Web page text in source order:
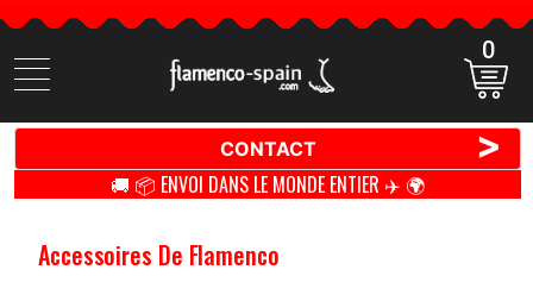
Cherchez
des
0
CONTACT >
🚚 📦 ENVOI DANS LE MONDE ENTIER ✈️ 🌍
Accessoires De Flamenco